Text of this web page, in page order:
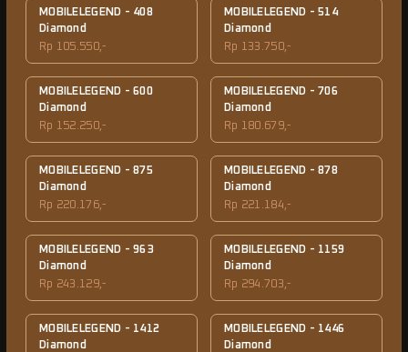
MOBILELEGEND - 408
Diamond
Rp 105.550,-
MOBILELEGEND - 514
Diamond
Rp 133.750,-
MOBILELEGEND - 600
Diamond
Rp 152.250,-
MOBILELEGEND - 706
Diamond
Rp 180.679,-
MOBILELEGEND - 875
Diamond
Rp 220.176,-
MOBILELEGEND - 878
Diamond
Rp 221.184,-
MOBILELEGEND - 963
Diamond
Rp 243.129,-
MOBILELEGEND - 1159
Diamond
Rp 294.703,-
MOBILELEGEND - 1412
Diamond
MOBILELEGEND - 1446
Diamond